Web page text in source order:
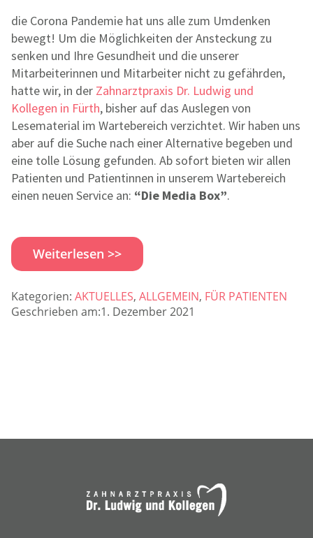
die Corona Pandemie hat uns alle zum Umdenken
bewegt! Um die Möglichkeiten der Ansteckung zu
senken und Ihre Gesundheit und die unserer
Mitarbeiterinnen und Mitarbeiter nicht zu gefährden,
hatte wir, in der Zahnarztpraxis Dr. Ludwig und
Kollegen in Fürth, bisher auf das Auslegen von
Lesematerial im Wartebereich verzichtet. Wir haben uns
aber auf die Suche nach einer Alternative begeben und
eine tolle Lösung gefunden. Ab sofort bieten wir allen
Patienten und Patientinnen in unserem Wartebereich
einen neuen Service an: “Die Media Box”.
Weiterlesen >>
Kategorien: AKTUELLES, ALLGEMEIN, FÜR PATIENTEN
Geschrieben am:1. Dezember 2021